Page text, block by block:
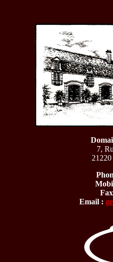
7,
Email :